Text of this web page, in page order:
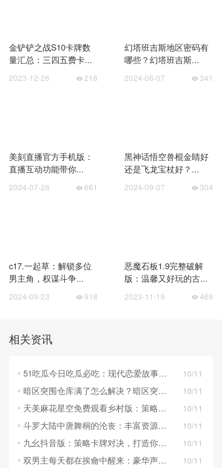
金铲铲之战S10卡牌数
量汇总：三四五费卡...
2023-12-26 218
幻塔班吉斯地区密码有
哪些？幻塔班吉斯...
2024-06-07 341
美刻直播官方手机版：
直播互动功能带你...
2024-07-28 661
黑神话悟空兽棍金睛好
还是飞龙宝杖好？...
2024-09-07 304
c17.一起草：解锁多位
男主角，权谋斗争...
2024-09-23 918
恶魔石板1.9完整破解
版：温馨又好玩的古...
2023-11-19 469
相关资讯
51吃瓜今日吃瓜必吃：现代恋爱故事，探索年轻人的情感世界！ 10/11
暗区突围仓库满了怎么解决？暗区突围仓库满了的解决方法 10/11
天美麻花星空免费观看乡村版：策略卡牌对决，构建梦幻英雄组队！ 10/11
斗罗大陆中唐舞桐的沦丧：丰富资源系统，策略养成英雄角色！ 10/11
九幺抖音版：策略卡牌对决，打造你的战斗队伍！ 10/11
双男主每天都在挨龠中醒来：豪华声优阵容，重温经典角色！ 10/11